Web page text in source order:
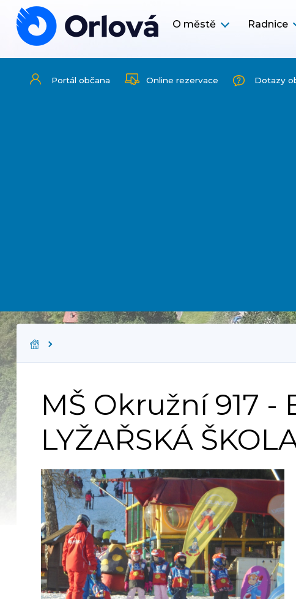
O městě Radnice
Portál občana Online rezervace Dotazy
MŠ Okružní 917 -
LYŽAŘSKÁ